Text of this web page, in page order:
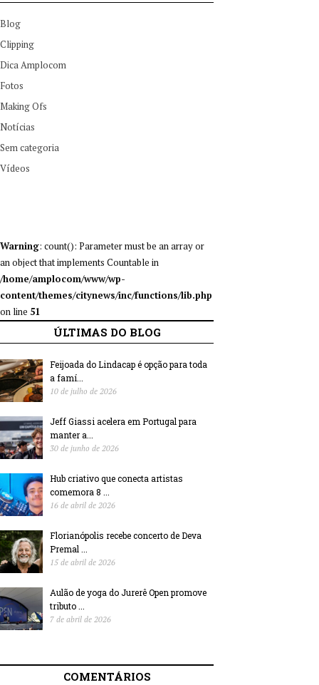
Blog
Clipping
Dica Amplocom
Fotos
Making Ofs
Notícias
Sem categoria
Vídeos
Warning: count(): Parameter must be an array or
an object that implements Countable in
/home/amplocom/www/wp-
content/themes/citynews/inc/functions/lib.php
on line 51
ÚLTIMAS DO BLOG
Feijoada do Lindacap é opção para toda
a famí...
10 de julho de 2026
Jeff Giassi acelera em Portugal para
manter a...
30 de junho de 2026
Hub criativo que conecta artistas
comemora 8 ...
16 de abril de 2026
Florianópolis recebe concerto de Deva
Premal ...
15 de abril de 2026
Aulão de yoga do Jurerê Open promove
tributo ...
7 de abril de 2026
COMENTÁRIOS